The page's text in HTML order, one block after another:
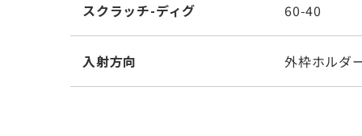
スクラッチ-ディグ 60-40
入射方向 外枠ホルダ